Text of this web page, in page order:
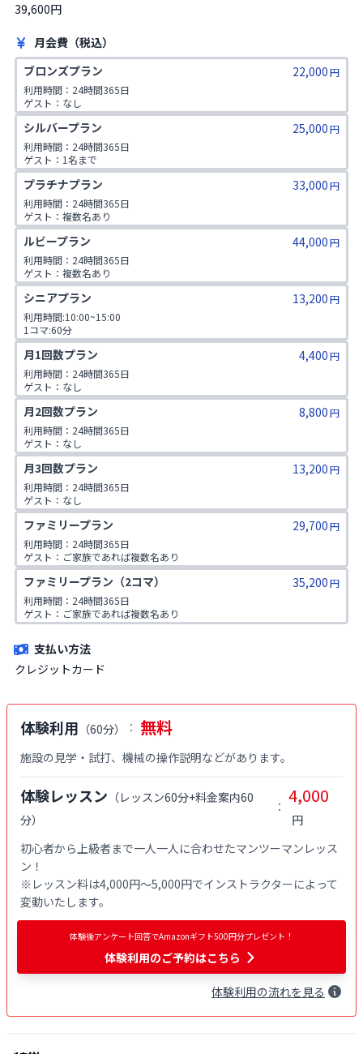
39,600円
月会費（税込）
ブロンズプラン
22,000円
利用時間：24時間365日
ゲスト：なし
シルバープラン 25,000円
利用時間：24時間365日
ゲスト：1名まで
プラチナプラン 33,000円
利用時間：24時間365日
ゲスト：複数名あり
1日2コマ予約可
ルビープラン 44,000円
利用時間：24時間365日
ゲスト：複数名あり
1日3コマ予約可
シニアプラン 13,200円
利用時間:10:00~15:00
1コマ:60分
対象年齢:60歳以上
ゲスト:無し
月1回数プラン 4,400円
利用時間：24時間365日
ゲスト：なし
月2回数プラン 8,800円
利用時間：24時間365日
ゲスト：なし
月3回数プラン 13,200円
利用時間：24時間365日
ゲスト：なし
ファミリープラン 29,700円
利用時間：24時間365日
ゲスト：ご家族であれば複数名あり
※ご入会時にご家族名の登録をお願いしております。二親等までのご家
族が対象です。
ファミリープラン（2コマ） 35,200円
利用時間：24時間365日
ゲスト：ご家族であれば複数名あり
※ご入会時にご家族名の登録をお願いしております。二親等までのご家
支払い方法
クレジットカード
体験利用 （60分） ： 無料
施設の見学・試打、機械の操作説明などがあります。
体験レッスン （レッスン60分+料金案内60
分）
： 4,000
円
初心者から上級者まで一人一人に合わせたマンツーマンレッス
ン！
※レッスン料は4,000円〜5,000円でインストラクターによって
変動いたします。
体験後アンケート回答でAmazonギフト500円分プレゼント！
体験利用のご予約はこちら
体験利用の流れを見る